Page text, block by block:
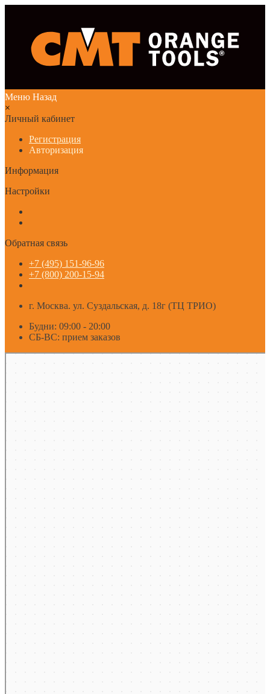
Меню Назад
×
Личный кабинет
Регистрация
Авторизация
Информация
Настройки
Обратная связь
+7 (495) 151-96-96
+7 (800) 200-15-94
г. Москва. ул. Суздальская, д. 18г (ТЦ ТРИО)
Будни: 09:00 - 20:00
СБ-ВС: прием заказов